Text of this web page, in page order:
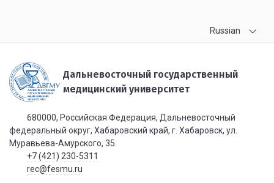
Russian
Дальневосточный государственный
медицинский университет
680000, Российская Федерация, Дальневосточный
федеральный округ, Хабаровский край, г. Хабаровск, ул.
Муравьева-Амурского, 35.
+7 (421) 230-5311
rec@fesmu.ru